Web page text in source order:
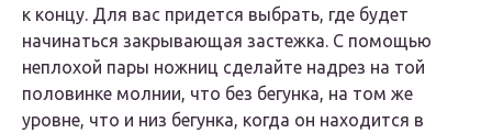
к концу. Для вас придется выбрать, где будет
начинаться закрывающая застежка. С помощью
неплохой пары ножниц сделайте надрез на той
половинке молнии, что без бегунка, на том же
уровне, что и низ бегунка, когда он находится в